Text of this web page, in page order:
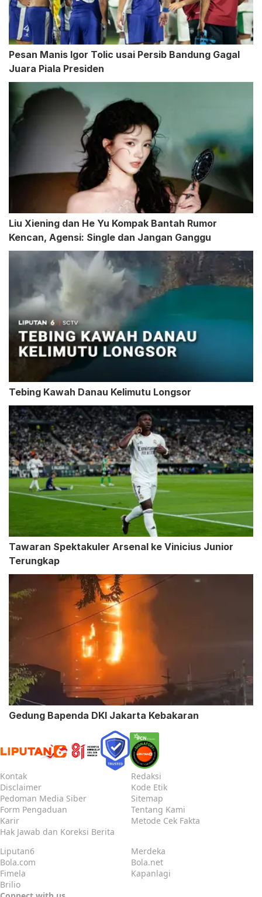
Pesan Manis Igor Tolic usai Persib Bandung Gagal
Juara Piala Presiden
Liu Xiening dan He Yu Kompak Bantah Rumor
Kencan, Agensi: Single dan Jangan Ganggu
Tebing Kawah Danau Kelimutu Longsor
Tawaran Spektakuler Arsenal ke Vinicius Junior
Terungkap
Gedung Bapenda DKI Jakarta Kebakaran
Kontak
Redaksi
Disclaimer
Kode Etik
Pedoman Media Siber
Sitemap
Form Pengaduan
Tentang Kami
Karir
Metode Cek Fakta
Hak Jawab dan Koreksi Berita
Liputan6
Merdeka
Bola.com
Bola.net
Fimela
Kapanlagi
Brilio